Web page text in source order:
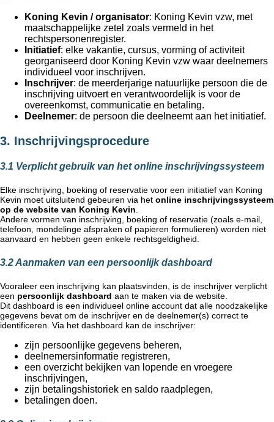
Koning Kevin / organisator: Koning Kevin vzw, met
maatschappelijke zetel zoals vermeld in het
rechtspersonenregister.
Initiatief: elke vakantie, cursus, vorming of activiteit
georganiseerd door Koning Kevin vzw waar deelnemers
individueel voor inschrijven.
Inschrijver: de meerderjarige natuurlijke persoon die de
inschrijving uitvoert en verantwoordelijk is voor de
overeenkomst, communicatie en betaling.
Deelnemer: de persoon die deelneemt aan het initiatief.
3. Inschrijvingsprocedure
3.1 Verplicht gebruik van het online inschrijvingssysteem
Elke inschrijving, boeking of reservatie voor een initiatief van Koning
Kevin moet uitsluitend gebeuren via het online inschrijvingssysteem
op de website van Koning Kevin.
Andere vormen van inschrijving, boeking of reservatie (zoals e-mail,
telefoon, mondelinge afspraken of papieren formulieren) worden niet
aanvaard en hebben geen enkele rechtsgeldigheid.
3.2 Aanmaken van een persoonlijk dashboard
Vooraleer een inschrijving kan plaatsvinden, is de inschrijver verplicht
een persoonlijk dashboard aan te maken via de website.
Dit dashboard is een individueel online account dat alle noodzakelijke
gegevens bevat om de inschrijver en de deelnemer(s) correct te
identificeren. Via het dashboard kan de inschrijver:
zijn persoonlijke gegevens beheren,
deelnemersinformatie registreren,
een overzicht bekijken van lopende en vroegere
inschrijvingen,
zijn betalingshistoriek en saldo raadplegen,
betalingen doen.